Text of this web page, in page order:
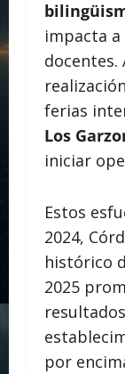
impacta a
docentes.
ferias
Los
iniciar
Estos
2024,
histórico
2025
por